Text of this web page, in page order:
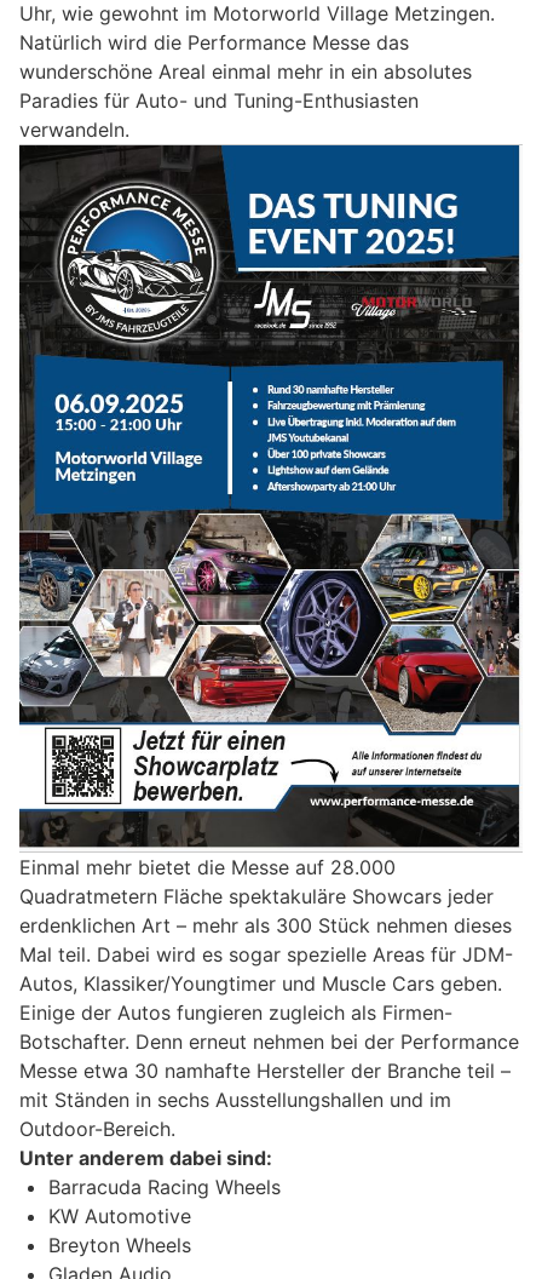
Uhr, wie gewohnt im Motorworld Village Metzingen.
Natürlich wird die Performance Messe das
wunderschöne Areal einmal mehr in ein absolutes
Paradies für Auto- und Tuning-Enthusiasten
verwandeln.
Einmal mehr bietet die Messe auf 28.000
Quadratmetern Fläche spektakuläre Showcars jeder
erdenklichen Art – mehr als 300 Stück nehmen dieses
Mal teil. Dabei wird es sogar spezielle Areas für JDM-
Autos, Klassiker/Youngtimer und Muscle Cars geben.
Einige der Autos fungieren zugleich als Firmen-
Botschafter. Denn erneut nehmen bei der Performance
Messe etwa 30 namhafte Hersteller der Branche teil –
mit Ständen in sechs Ausstellungshallen und im
Outdoor-Bereich.
Unter anderem dabei sind:
Barracuda Racing Wheels
KW Automotive
Breyton Wheels
Gladen Audio